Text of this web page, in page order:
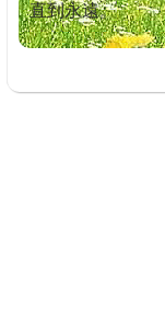
直到永遠。